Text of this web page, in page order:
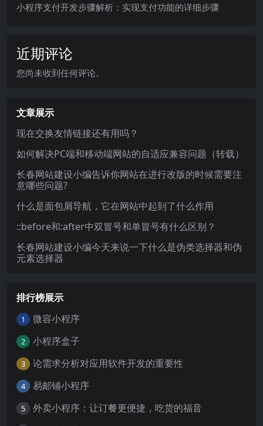
小程序支付开发步骤解析：实现支付功能的详细步骤
近期评论
您尚未收到任何评论。
文章展示
现在交换友情链接还有用吗？
如何解决PC端和移动端网站的自适应兼容问题（转载）
长春网站建设小编告诉你网站在进行改版的时候需要注
意哪些问题?
什么是面包屑导航，它在网站中起到了什么作用
::before和:after中双冒号和单冒号有什么区别？
长春网站建设小编今天来说一下什么是伪类选择器和伪
元素选择器
排行榜展示
1 微容小程序
2 小程序盒子
3 论需求分析对应用软件开发的重要性
4 易邮铺小程序
5 外卖小程序：让订餐更便捷，吃货的福音